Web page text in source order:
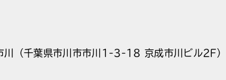
川（千葉県市川市市川1-3-18 京成市川ビル2F）